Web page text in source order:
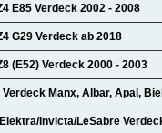
E85 Verdeck 2002 - 2008
G29 Verdeck ab 2018
(E52) Verdeck 2000 - 2003
Manx, Albar, Apal,
Invicta/LeSabre